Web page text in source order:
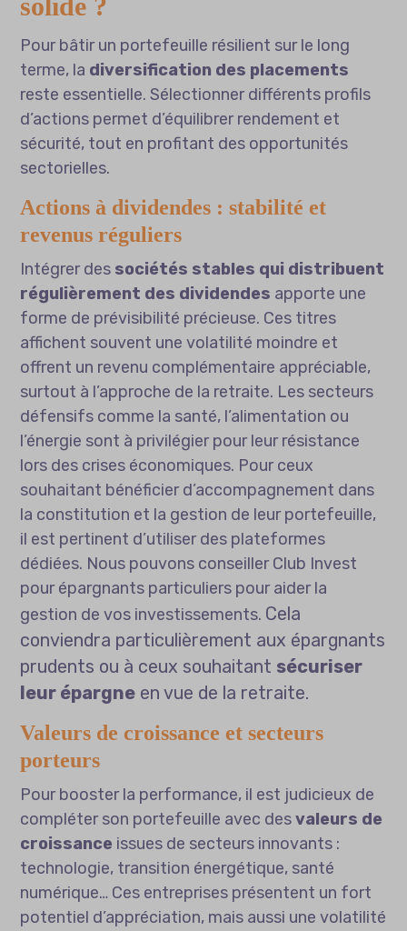
solide ?
Pour bâtir un portefeuille résilient sur le long
terme, la diversification des placements
reste essentielle. Sélectionner différents profils
d’actions permet d’équilibrer rendement et
sécurité, tout en profitant des opportunités
sectorielles.
Actions à dividendes : stabilité et
revenus réguliers
Intégrer des sociétés stables qui distribuent
régulièrement des dividendes apporte une
forme de prévisibilité précieuse. Ces titres
affichent souvent une volatilité moindre et
offrent un revenu complémentaire appréciable,
surtout à l’approche de la retraite. Les secteurs
défensifs comme la santé, l’alimentation ou
l’énergie sont à privilégier pour leur résistance
lors des crises économiques. Pour ceux
souhaitant bénéficier d’accompagnement dans
la constitution et la gestion de leur portefeuille,
il est pertinent d’utiliser des plateformes
dédiées. Nous pouvons conseillerClub Invest
pour épargnants particuliers pour aider la
gestion de vos investissements. Cela
conviendra particulièrement aux épargnants
prudents ou à ceux souhaitant sécuriser
leur épargne en vue de la retraite.
Valeurs de croissance et secteurs
porteurs
Pour booster la performance, il est judicieux de
compléter son portefeuille avec desvaleurs de
croissance issues de secteurs innovants :
technologie, transition énergétique, santé
numérique… Ces entreprises présentent un fort
potentiel d’appréciation, mais aussi une volatilité